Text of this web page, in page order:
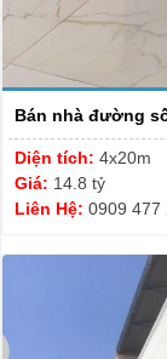
Bán nhà đường
Diện tích: 4x20m
Giá: 14.8 tỷ
Liên Hệ: 0909 477